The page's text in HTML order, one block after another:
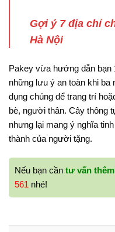
Gợi ý 7 địa chỉ
Hà Nội
Pakey vừa hướng dẫn bạn
những lưu ý an toàn khi ba
dụng chúng để trang trí
bè, người thân. Cây thông
nhưng lại mang ý nghĩa
thành của người tặng.
Nếu bạn cần tư vấn
561 nhé!